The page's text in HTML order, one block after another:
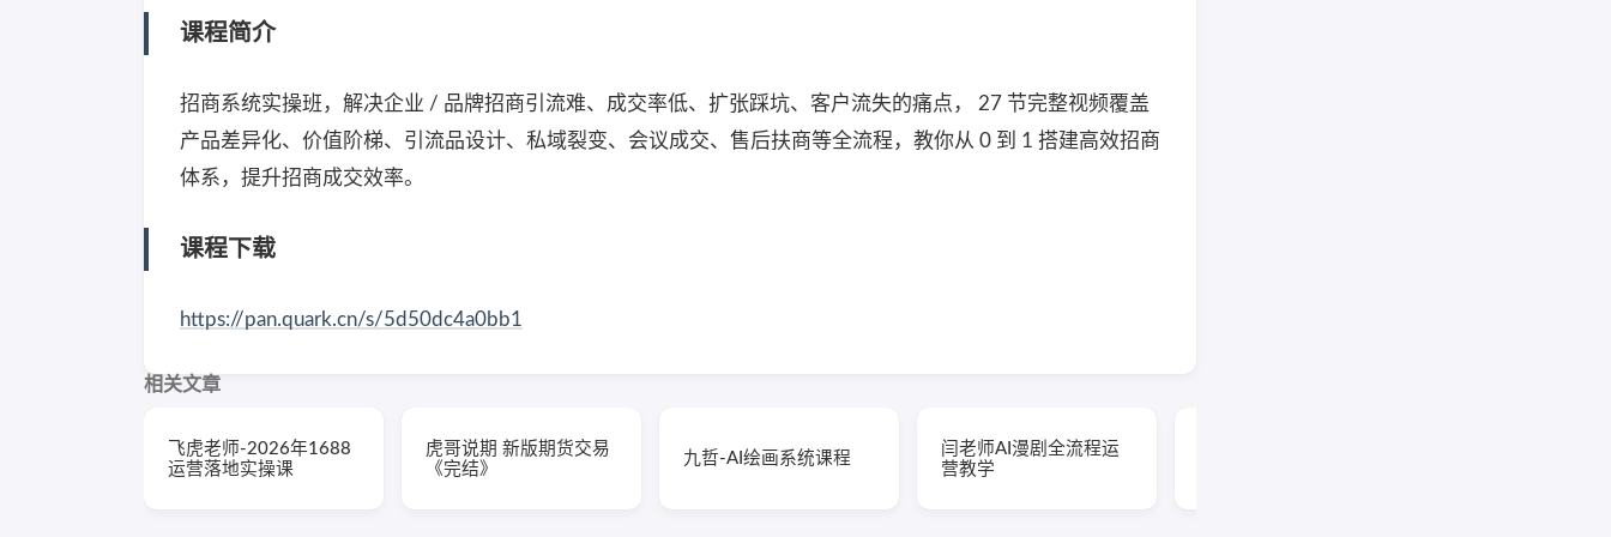
课程简介
招商系统实操班，解决企业 / 品牌招商引流难、成交率低、扩张踩坑、客户流失的痛点， 27 节完整视频覆盖
产品差异化、价值阶梯、引流品设计、私域裂变、会议成交、售后扶商等全流程，教你从 0 到 1 搭建高效招商
体系，提升招商成交效率。
课程下载
https://pan.quark.cn/s/5d50dc4a0bb1
相关文章
飞虎老师-2026年1688
运营落地实操课
虎哥说期 新版期货交易
《完结》
九哲-AI绘画系统课程
闫老师AI漫剧全流程运
营教学